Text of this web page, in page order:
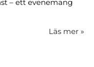
– ett evenemang
Läs mer »